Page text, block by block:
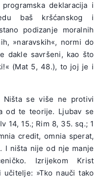
deklaracija i
baš kršćanskog i
podizanje moralnih
»naravskih«, normi do
dakle savršeni, kao što
(Mat 5, 48.), to joj je i
Ništa se više ne protivi
od te teorije. Ljubav se
14, 15.; Rim 8, 35. sq.; 1
credit, omnia sperat,
I ništa nije od nje manje
Izrijekom Krist
»Tko nauči tako